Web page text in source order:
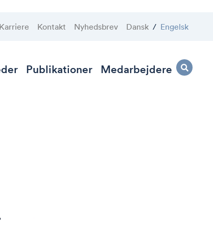
Karriere Kontakt Nyhedsbrev Dansk / Engelsk
Publikationer Medarbejdere